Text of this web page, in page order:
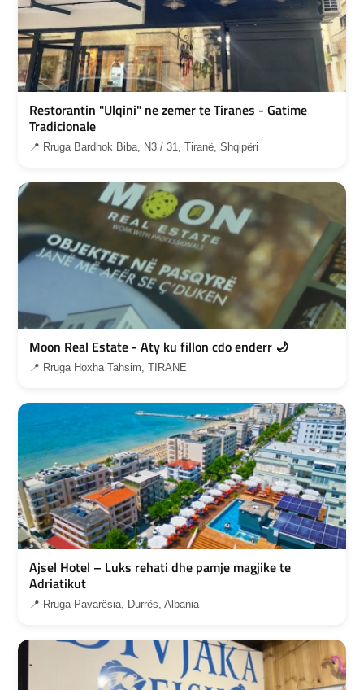
Restorantin "Ulqini" ne zemer te Tiranes - Gatime
Tradicionale
📍 Rruga Bardhok Biba, N3 / 31, Tiranë, Shqipëri
Moon Real Estate - Aty ku fillon cdo enderr 🌙
📍 Rruga Hoxha Tahsim, TIRANE
Ajsel Hotel – Luks rehati dhe pamje magjike te
Adriatikut
📍 Rruga Pavarësia, Durrës, Albania